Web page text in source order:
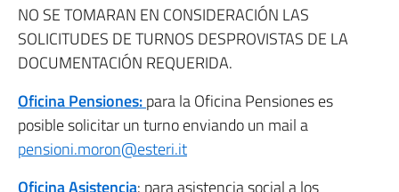
NO SE TOMARAN EN CONSIDERACIÓN LAS
SOLICITUDES DE TURNOS DESPROVISTAS DE LA
DOCUMENTACIÓN REQUERIDA.
Oficina Pensiones:para la Oficina Pensiones es
posible solicitar un turno enviando un mail a
pensioni.moron@esteri.it
Oficina Asistencia: para asistencia social a los